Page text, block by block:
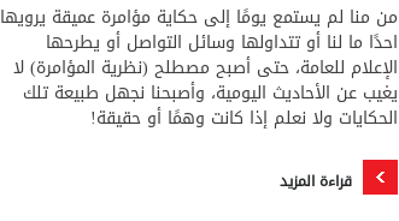
من منا لم يستمع يومًا إلى حكاية مؤامرة عميقة يرويها
احدًا ما لنا أو تتداولها وسائل التواصل أو يطرحها
الإعلام للعامة، حتى أصبح مصطلح (نظرية المؤامرة) لا
يغيب عن الأحاديث اليومية، وأصبحنا نجهل طبيعة تلك
الحكايات ولا نعلم إذا كانت وهمًا أو حقيقة!
قراءة المزيد